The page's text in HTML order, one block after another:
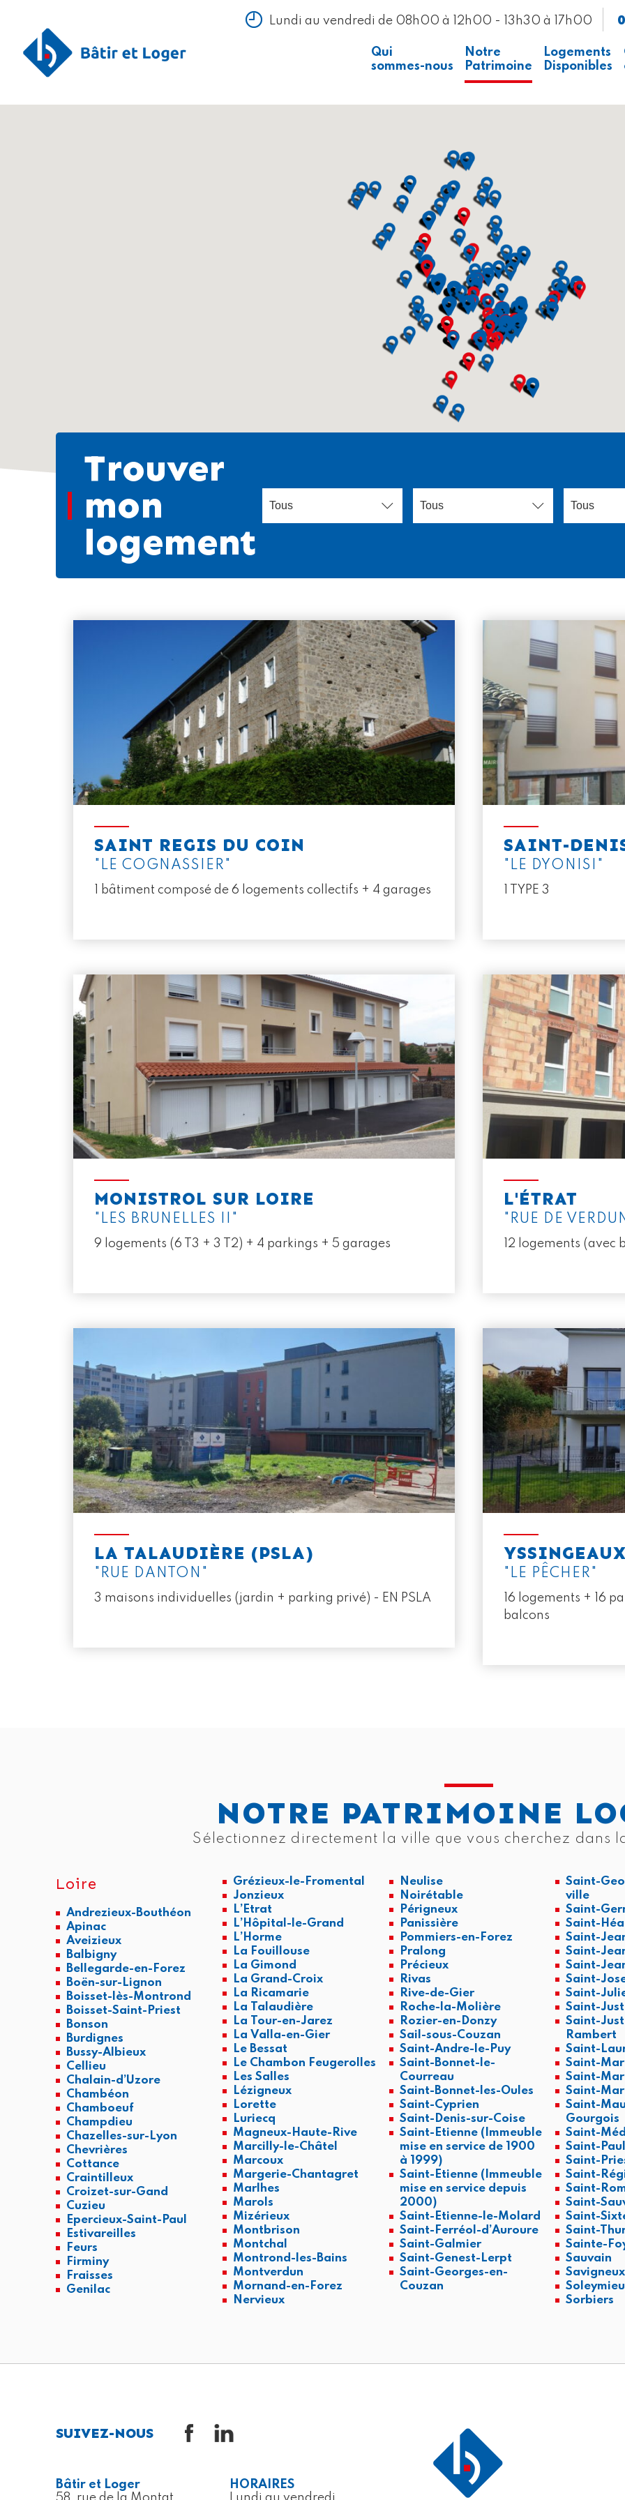
Lundi au vendredi de 08h00 à 12h00 - 13h30 à 17h00
Qui
sommes-nous
Notre
Patrimoine
Logements
Disponibles
Trouver
mon
logement
NOTRE PATRIMOINE
Sélectionnez directement la ville que vous cherchez dans
Loire
Andrezieux-Bouthéon
Apinac
Aveizieux
Balbigny
Bellegarde-en-Forez
Boën-sur-Lignon
Boisset-lès-Montrond
Boisset-Saint-Priest
Bonson
Burdignes
Bussy-Albieux
Cellieu
Chalain-d’Uzore
Chambéon
Chamboeuf
Champdieu
Chazelles-sur-Lyon
Chevrières
Cottance
Craintilleux
Croizet-sur-Gand
Cuzieu
Epercieux-Saint-Paul
Estivareilles
Feurs
Firminy
Fraisses
Genilac
Grézieux-le-Fromental
Jonzieux
L’Etrat
L’Hôpital-le-Grand
L’Horme
La Fouillouse
La Gimond
La Grand-Croix
La Ricamarie
La Talaudière
La Tour-en-Jarez
La Valla-en-Gier
Le Bessat
Le Chambon Feugerolles
Les Salles
Lézigneux
Lorette
Luriecq
Magneux-Haute-Rive
Marcilly-le-Châtel
Marcoux
Margerie-Chantagret
Marlhes
Marols
Mizérieux
Montbrison
Montchal
Montrond-les-Bains
Montverdun
Mornand-en-Forez
Nervieux
Neulise
Noirétable
Périgneux
Panissière
Pommiers-en-Forez
Pralong
Précieux
Rivas
Rive-de-Gier
Roche-la-Molière
Rozier-en-Donzy
Sail-sous-Couzan
Saint-Andre-le-Puy
Saint-Bonnet-le-
Courreau
Saint-Bonnet-les-Oules
Saint-Cyprien
Saint-Denis-sur-Coise
Saint-Etienne (Immeuble
mise en service de 1900
à 1999)
Saint-Etienne (Immeuble
mise en service depuis
2000)
Saint-Etienne-le-Molard
Saint-Ferréol-d’Auroure
Saint-Galmier
Saint-Genest-Lerpt
Saint-Georges-en-
Couzan
Saint-
ville
Saint-
Saint-
Saint-
Saint-
Saint-
Saint-
Saint-
Saint-
Saint-
Rambert
Saint-
Saint-
Saint-
Saint-
Saint-
Gourgois
Saint-
Saint-
Saint-
Saint-
Saint-
Saint-
Saint-
Saint-
Sainte-
Sauvain
Savigneux
Sorbiers
SAINT REGIS DU COIN
"LE COGNASSIER"
1 bâtiment composé de 6 logements collectifs + 4 garages
SAINT-
"LE DYONISI"
1 TYPE 3
MONISTROL SUR LOIRE
"LES BRUNELLES II"
9 logements (6 T3 + 3 T2) + 4 parkings + 5 garages
L'ÉTRAT
"RUE DE
12 logements (avec
LA TALAUDIÈRE (PSLA)
"RUE DANTON"
3 maisons individuelles (jardin + parking privé) - EN PSLA
"LE PÊCHER"
16 logements + 16
balcons
SUIVEZ-NOUS
Bâtir et Loger
HORAIRES